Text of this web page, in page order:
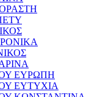
ΕΥΡΩΠΗ
ΕΥΤΥΧΙΑ